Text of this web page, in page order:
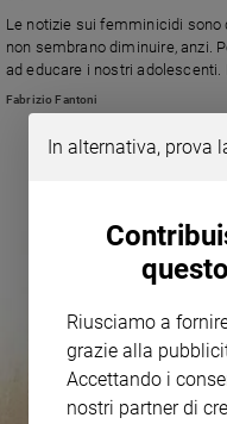
Le notizie sui femminicidi sono
non sembrano diminuire, anzi.
ad educare i nostri adolescenti.
Fantoni.
Fabrizio Fantoni
In alternativa, prova
Riusciamo a
grazie alla
Accettando i
nostri partner di